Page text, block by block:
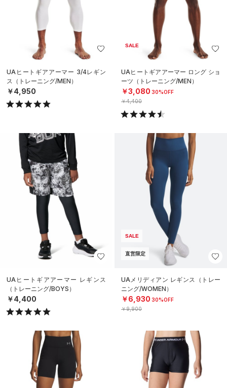
UAヒートギアアーマー 3/4レギン
ス（トレーニング/MEN）
￥4,950
SALE
UAヒートギアアーマー ロング ショ
ーツ（トレーニング/MEN）
￥3,080 30%OFF
￥4,400
UAヒートギアアーマー レギンス
（トレーニング/BOYS）
￥4,400
SALE
直営限定
UAメリディアン レギンス（トレー
ニング/WOMEN）
￥6,930 30%OFF
￥9,900